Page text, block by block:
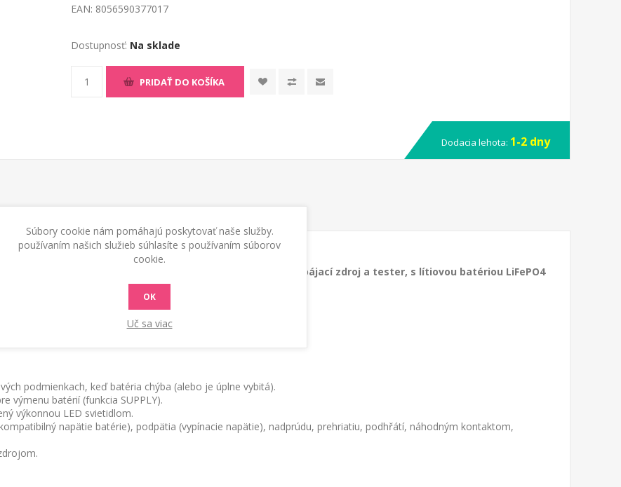
EAN: 8056590377017
Dostupnosť: Na sklade
PRIDAŤ DO KOŠÍKA
Dodacia lehota: 1-2 dny
12/24 V, 12000/6000 A, multifunkčný štartovací zdroj, napájací zdroj a tester, s lítiovou batériou LiFePO4
lodí, nákladných vozidiel atď.
podmienkach, keď batéria chýba (alebo je úplne vybitá).
výmenu batérií (funkcia SUPPLY).
výkonnou LED svietidlom.
napätie batérie), podpätia (vypínacie napätie), nadprúdu, prehriatiu, podhřátí, náhodným kontaktom,
Súbory cookie nám pomáhajú poskytovať naše služby.
používaním našich služieb súhlasíte s používaním súborov
cookie.
OK
Uč sa viac